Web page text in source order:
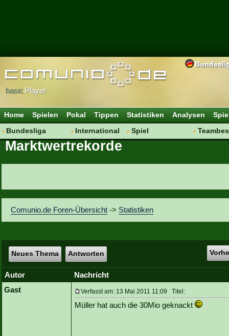
basicPlayer
Home Spielen Pokal Tippen Statistiken Analysen
Bundesliga
Hot News
Vereinsfragen
International
Vereine
Spiel
Marktwertrekorde
Comunio.de Foren-Übersicht -> Statistiken
Neues Thema Antworten
Autor
Nachricht
Gast
Verfasst am: 13 Mai 2011 11:09 Titel:
Müller hat auch die 30Mio geknackt